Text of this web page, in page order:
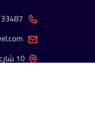
10 شارع تسيناندالي ، تبليسي 0144 ، جورجيا